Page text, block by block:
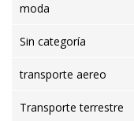
moda
Sin categoría
transporte aereo
Transporte terrestre